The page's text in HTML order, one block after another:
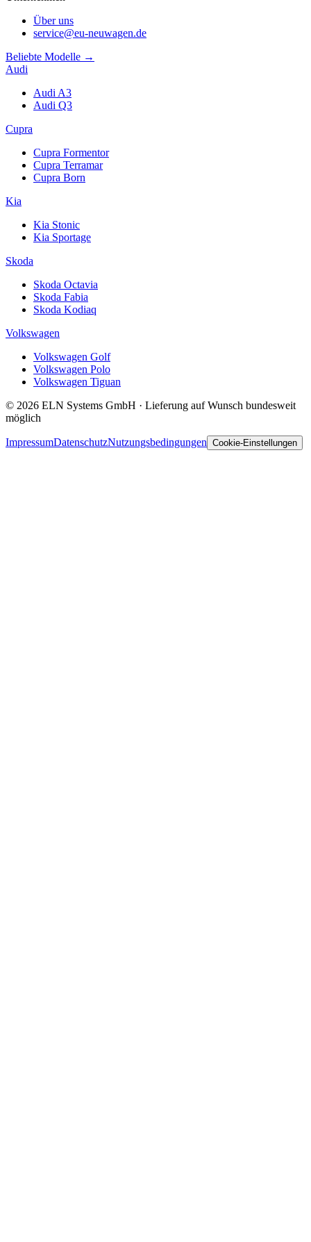
Über uns
service@eu-neuwagen.de
Beliebte Modelle →
Audi
Audi A3
Audi Q3
Cupra
Cupra Formentor
Cupra Terramar
Cupra Born
Kia
Kia Stonic
Kia Sportage
Skoda
Skoda Octavia
Skoda Fabia
Skoda Kodiaq
Volkswagen
Volkswagen Golf
Volkswagen Polo
Volkswagen Tiguan
© 2026 ELN Systems GmbH · Lieferung auf Wunsch bundesweit
möglich
ImpressumDatenschutzNutzungsbedingungen Cookie-Einstellungen